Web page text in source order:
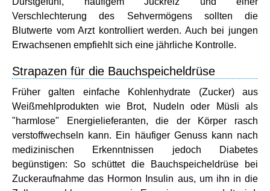
Verschlechterung des Sehvermögens sollten die
Blutwerte vom Arzt kontrolliert werden. Auch bei jungen
Erwachsenen empfiehlt sich eine jährliche Kontrolle.
Strapazen für die Bauchspeicheldrüse
Früher galten einfache Kohlenhydrate (Zucker) aus
Weißmehlprodukten wie Brot, Nudeln oder Müsli als
"harmlose" Energielieferanten, die der Körper rasch
verstoffwechseln kann. Ein häufiger Genuss kann nach
medizinischen Erkenntnissen jedoch Diabetes
begünstigen: So schüttet die Bauchspeicheldrüse bei
Zuckeraufnahme das Hormon Insulin aus, um ihn in die